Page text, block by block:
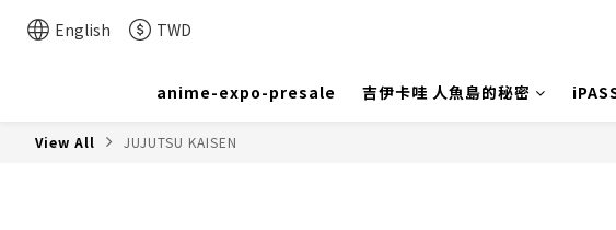
English TWD
anime-expo-presale 吉伊卡哇 人魚島的秘密
View All JUJUTSU KAISEN